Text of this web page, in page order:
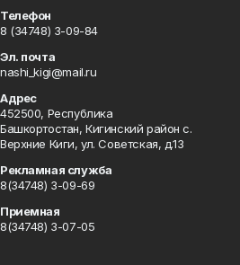
Телефон
8 (34748) 3-09-84
Эл. почта
nashi_kigi@mail.ru
Адрес
452500, Республика
Башкортостан, Кигинский район с.
Верхние Киги, ул. Советская, д.13
Рекламная служба
8(34748) 3-09-69
Приемная
8(34748) 3-07-05